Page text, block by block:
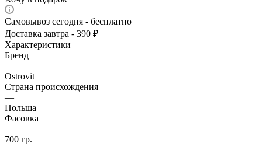
Самовывоз сегодня - бесплатно
Доставка завтра - 390 ₽
Характеристики
Бренд
—
Ostrovit
Страна происхождения
—
Польша
Фасовка
—
700 гр.